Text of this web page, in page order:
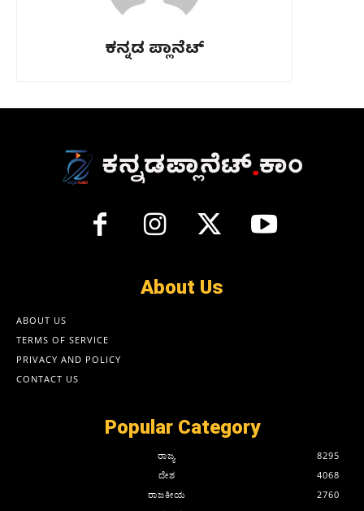
ಕನ್ನಡ ಪ್ಲಾನೆಟ್
About Us
ABOUT US
TERMS OF SERVICE
PRIVACY AND POLICY
CONTACT US
Popular Category
ರಾಜ್ಯ
8295
ದೇಶ
4068
ರಾಜಕೀಯ
2760